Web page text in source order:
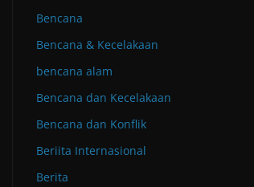
Bencana
Bencana & Kecelakaan
bencana alam
Bencana dan Kecelakaan
Bencana dan Konflik
Beriita Internasional
Berita